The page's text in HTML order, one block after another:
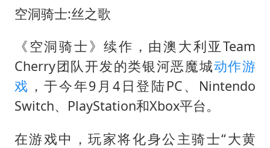
空洞骑士:丝之歌
《空洞骑士》续作，由澳大利亚Team
Cherry团队开发的类银河恶魔城动作游
戏 ，于今年9月4日登陆PC、Nintendo
Switch、PlayStation和Xbox平台。
在游戏中，玩家将化身公主骑士“大黄